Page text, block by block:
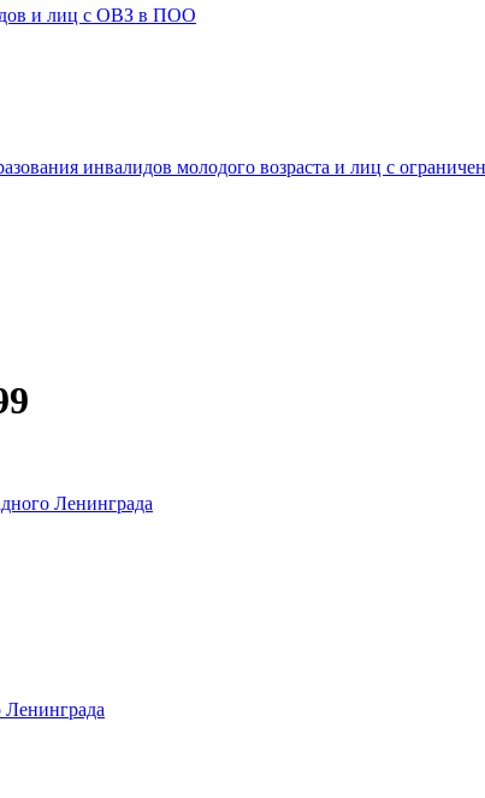
и лиц с ОВЗ в ПОО
инвалидов молодого возраста и лиц с
Ленинграда